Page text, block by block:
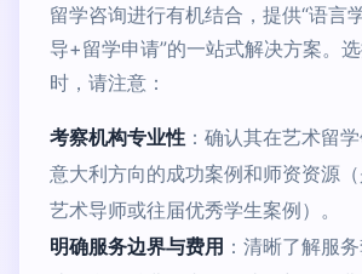
留学咨询进行有机结合，提供“语言
导+留学申请”的一站式解决方案。
时，请注意：
考察机构专业性 ：确认其在艺术留
意大利方向的成功案例和师资资源
艺术导师或往届优秀学生案例）。
明确服务边界与费用 ：清晰了解服